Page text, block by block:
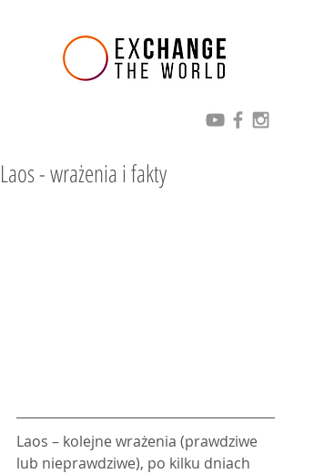
Laos - wrażenia i fakty
Laos – kolejne wrażenia (prawdziwe
lub nieprawdziwe), po kilku dniach